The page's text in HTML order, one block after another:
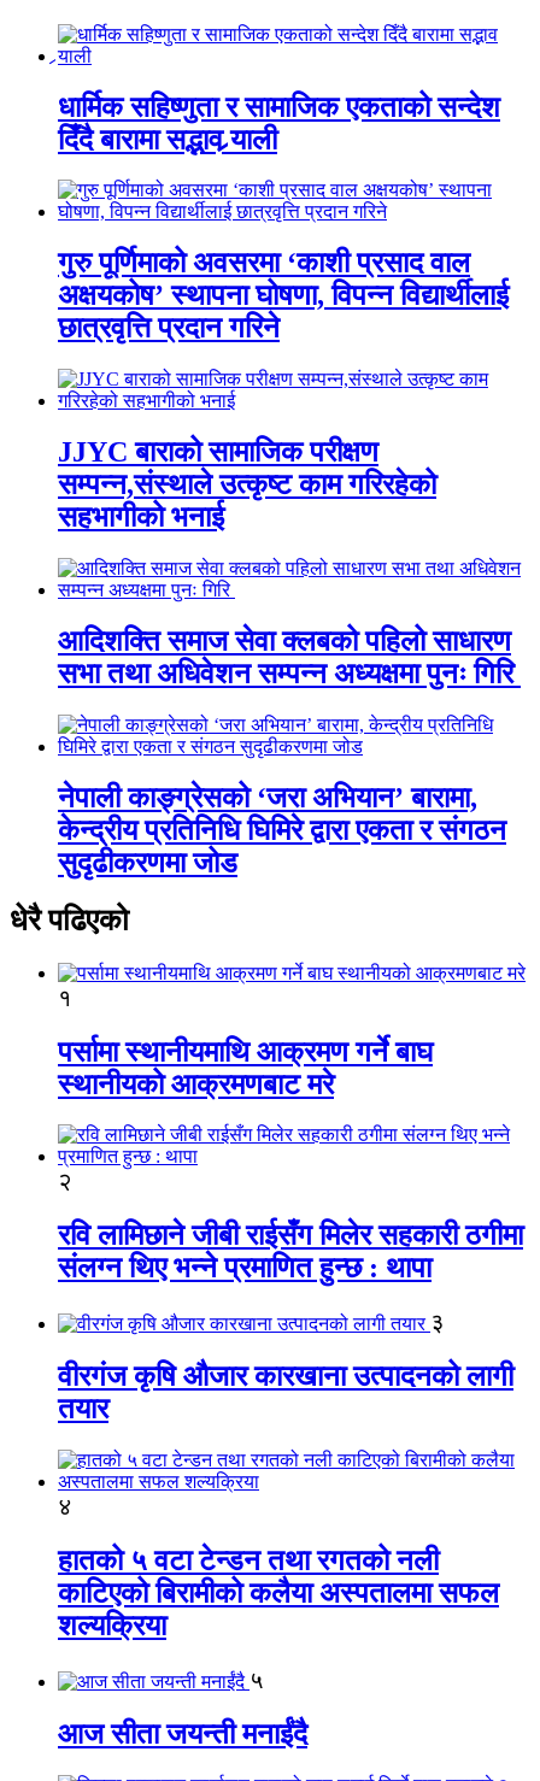
धार्मिक सहिष्णुता र सामाजिक एकताको सन्देश
दिँदै बारामा सद्भाव र्‍याली
गुरु पूर्णिमाको अवसरमा ‘काशी प्रसाद वाल
अक्षयकोष’ स्थापना घोषणा, विपन्न विद्यार्थीलाई
छात्रवृत्ति प्रदान गरिने
JJYC बाराको सामाजिक परीक्षण
सम्पन्न,संस्थाले उत्कृष्ट काम गरिरहेको
सहभागीको भनाई
आदिशक्ति समाज सेवा क्लबको पहिलो साधारण
सभा तथा अधिवेशन सम्पन्न अध्यक्षमा पुनः गिरि
नेपाली काङ्ग्रेसको ‘जरा अभियान’ बारामा,
केन्द्रीय प्रतिनिधि घिमिरे द्वारा एकता र संगठन
सुदृढीकरणमा जोड
धेरै पढिएको
१
पर्सामा स्थानीयमाथि आक्रमण गर्ने बाघ
स्थानीयको आक्रमणबाट मरे
२
रवि लामिछाने जीबी राईसँग मिलेर सहकारी ठगीमा
संलग्न थिए भन्ने प्रमाणित हुन्छ : थापा
३
वीरगंज कृषि औजार कारखाना उत्पादनको लागी
तयार
४
हातको ५ वटा टेन्डन तथा रगतको नली
काटिएको बिरामीको कलैया अस्पतालमा सफल
शल्यक्रिया
५
आज सीता जयन्ती मनाईंदै